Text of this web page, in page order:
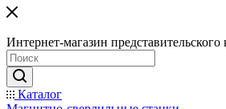
Интернет-магазин представительского
Каталог